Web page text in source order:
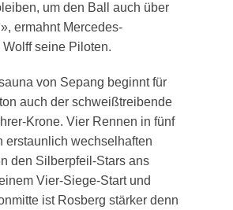
um den Ball auch über
ermahnt Mercedes-
Wolff seine Piloten.
von Sepang beginnt für
auch der schweißtreibende
Krone. Vier Rennen in fünf
erstaunlich wechselhaften
den Silberpfeil-Stars ans
Vier-Siege-Start und
ist Rosberg stärker denn